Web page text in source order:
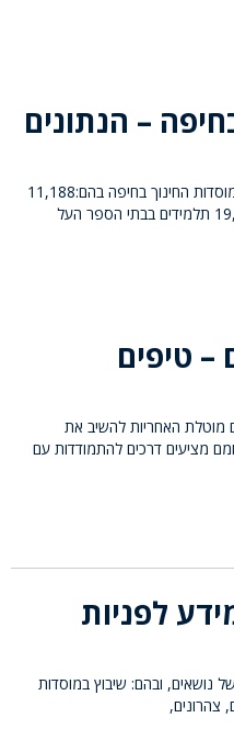
– הנתונים
57,684 תלמידים, ילמדו בשנת הלימודים תשפ"ד במוסדות החינוך בחיפה בהם:11,188
בגני הילדים, 27,198 בבתי הספר היסודיים ו – 19,298 תלמידים בבתי הספר העל
– טיפים
מוטלת האחריות להשיב את
מציעים דרכים להתמודדות עם
לפניות
נושאים, ובהם: שיבוץ במוסדות
צהרונים,